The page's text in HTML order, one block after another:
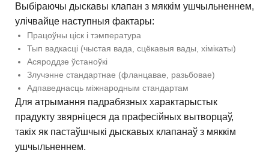
Выбіраючы дыскавы клапан з мяккім ушчыльненнем,
улічвайце наступныя фактары:
Працоўны ціск і тэмпература
Тып вадкасці (чыстая вада, сцёкавыя вады, хімікаты)
Асяроддзе ўстаноўкі
Злучэнне стандартнае (фланцавае, разьбовае)
Адпаведнасць міжнародным стандартам
Для атрымання падрабязных характарыстык
прадукту звярніцеся да прафесійных вытворцаў,
такіх як пастаўшчыкі дыскавых клапанаў з мяккім
ушчыльненнем.